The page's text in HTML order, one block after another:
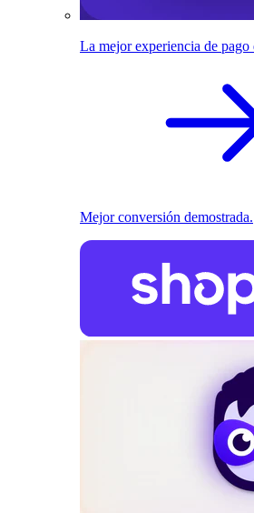
La mejor experiencia de pago
Mejor conversión demostrada.